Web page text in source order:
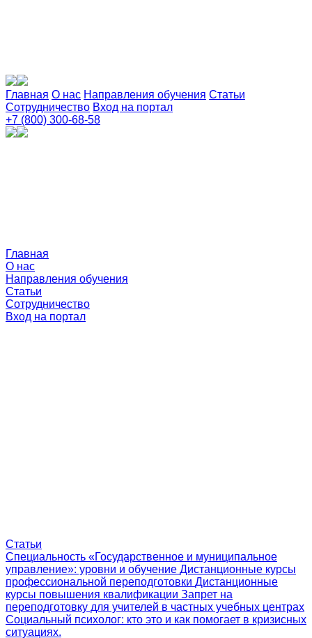
Главная О нас Направления обучения Статьи
Сотрудничество Вход на портал
+7 (800) 300-68-58
Главная
О нас
Направления обучения
Статьи
Сотрудничество
Вход на портал
Статьи
Специальность «Государственное и муниципальное
управление»: уровни и обучение Дистанционные курсы
профессиональной переподготовки Дистанционные
курсы повышения квалификации Запрет на
переподготовку для учителей в частных учебных центрах
Социальный психолог: кто это и как помогает в кризисных
ситуациях.